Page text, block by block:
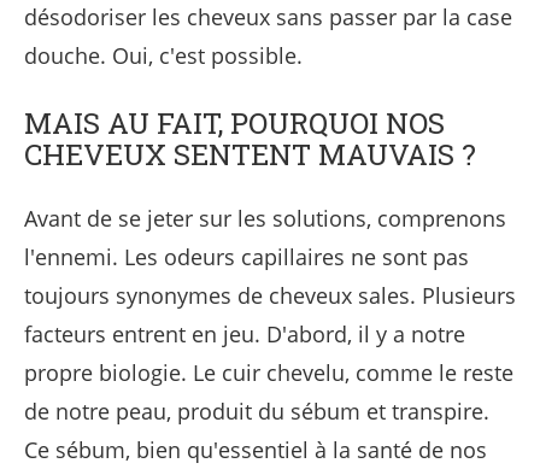
désodoriser les cheveux sans passer par la case
douche. Oui, c'est possible.
MAIS AU FAIT, POURQUOI NOS
CHEVEUX SENTENT MAUVAIS ?
Avant de se jeter sur les solutions, comprenons
l'ennemi. Les odeurs capillaires ne sont pas
toujours synonymes de cheveux sales. Plusieurs
facteurs entrent en jeu. D'abord, il y a notre
propre biologie. Le cuir chevelu, comme le reste
de notre peau, produit du sébum et transpire.
Ce sébum, bien qu'essentiel à la santé de nos